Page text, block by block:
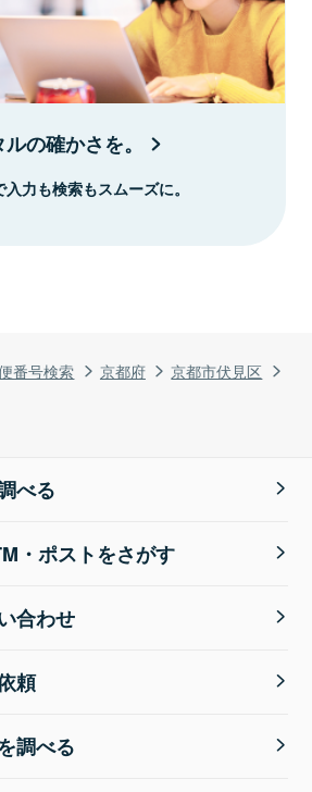
番号検索 京都府
京都市伏見区
の確かさを。
力も検索もスムーズに。
べる
・ポストをさがす
合わせ
頼
調べる